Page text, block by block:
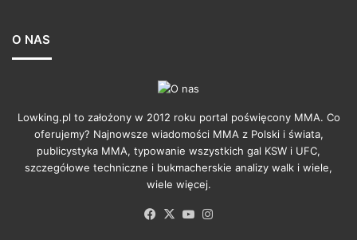
O NAS
Lowking.pl to założony w 2012 roku portal poświęcony MMA. Co
oferujemy? Najnowsze wiadomości MMA z Polski i świata,
publicystyka MMA, typowanie wszystkich gal KSW i UFC,
szczegółowe techniczne i bukmacherskie analizy walk i wiele,
wiele więcej.
Facebook
X YouTube